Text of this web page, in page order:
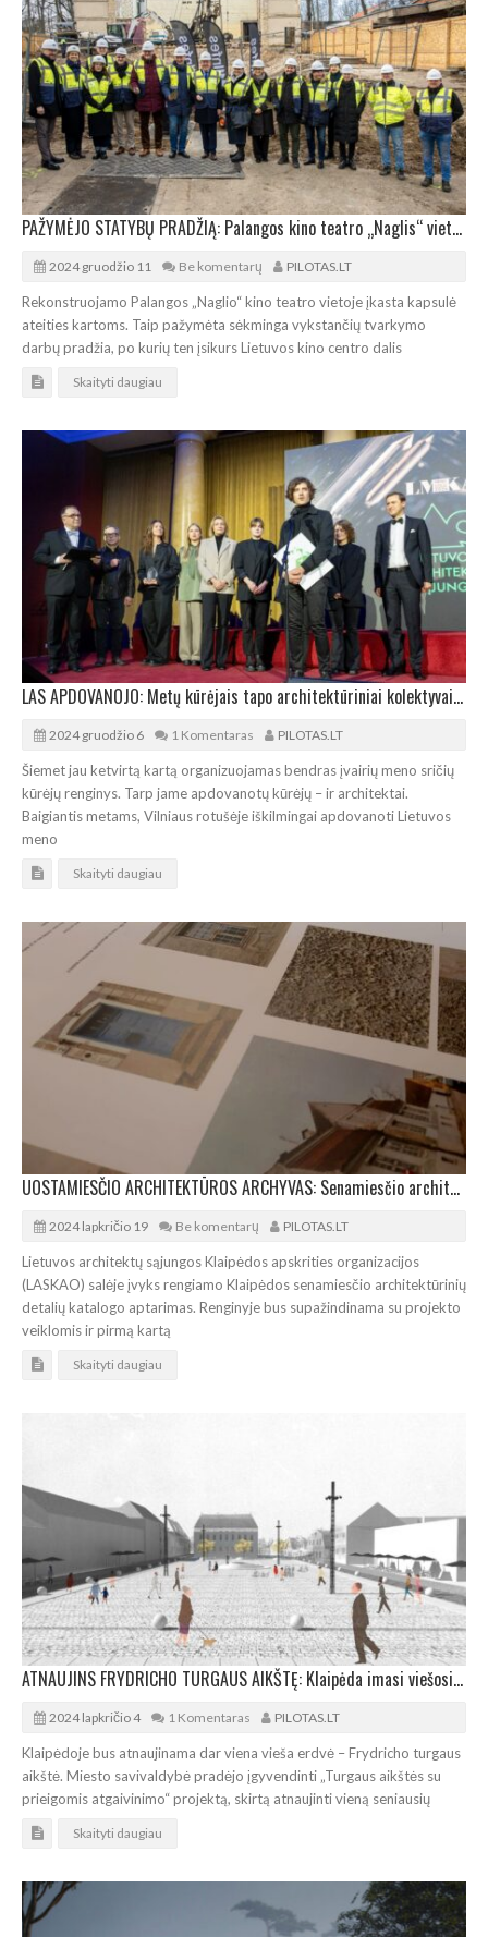
PAŽYMĖJO STATYBŲ PRADŽIĄ: Palangos kino teatro „Naglis“ vietoje kuriasi filmoteka
2024 gruodžio 11 Be komentarų PILOTAS.LT
Rekonstruojamo Palangos „Naglio“ kino teatro vietoje įkasta kapsulė
ateities kartoms. Taip pažymėta sėkminga vykstančių tvarkymo
darbų pradžia, po kurių ten įsikurs Lietuvos kino centro dalis
Skaityti daugiau
LAS APDOVANOJO: Metų kūrėjais tapo architektūriniai kolektyvai „Implmnt“ ir „Altitudės“
2024 gruodžio 6 1 Komentaras PILOTAS.LT
Šiemet jau ketvirtą kartą organizuojamas bendras įvairių meno sričių
kūrėjų renginys. Tarp jame apdovanotų kūrėjų – ir architektai.
Baigiantis metams, Vilniaus rotušėje iškilmingai apdovanoti Lietuvos
meno
Skaityti daugiau
UOSTAMIESČIO ARCHITEKTŪROS ARCHYVAS: Senamiesčio architektūrinių detalių katalogo aptarimas
2024 lapkričio 19 Be komentarų PILOTAS.LT
Lietuvos architektų sąjungos Klaipėdos apskrities organizacijos
(LASKAO) salėje įvyks rengiamo Klaipėdos senamiesčio architektūrinių
detalių katalogo aptarimas. Renginyje bus supažindinama su projekto
veiklomis ir pirmą kartą
Skaityti daugiau
ATNAUJINS FRYDRICHO TURGAUS AIKŠTĘ: Klaipėda imasi viešosios erdvės gaivinimo projekto
2024 lapkričio 4 1 Komentaras PILOTAS.LT
Klaipėdoje bus atnaujinama dar viena vieša erdvė – Frydricho turgaus
aikštė. Miesto savivaldybė pradėjo įgyvendinti „Turgaus aikštės su
prieigomis atgaivinimo“ projektą, skirtą atnaujinti vieną seniausių
Skaityti daugiau